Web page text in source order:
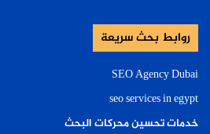
روابط بحث سريعة
SEO Agency Dubai
seo services in egypt
خدمات تحسين محركات البحث